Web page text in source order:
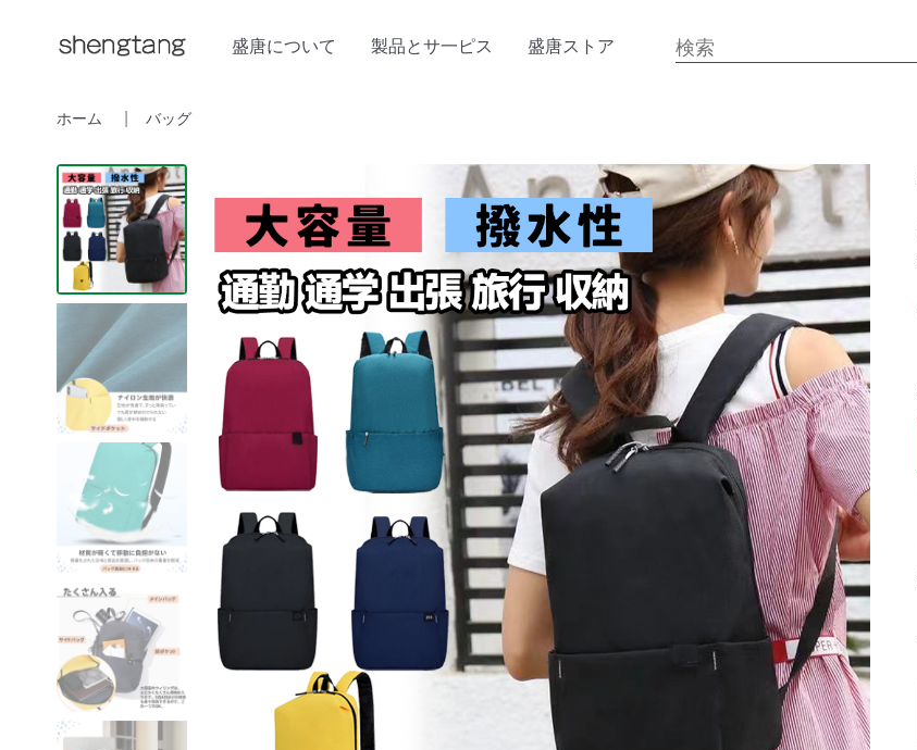
盛唐について 製品とサ一ピス 盛唐ストア
ホーム バッグ